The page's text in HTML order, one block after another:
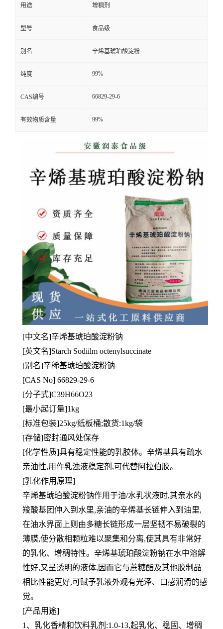
用途 增稠剂
型号 食品级
别名 辛烯基琥珀酸淀粉
纯度 99%
CAS编号 66829-29-6
有效物质含量 99%
[中文名]辛烯基琥珀酸淀粉钠
[英文名]Starch Sodiilm octenylsuccinate
[别名]辛稀基琥珀酸淀粉钠
[CAS No] 66829-29-6
[分子式]C39H66O23
[最小起订量]1kg
[标准包装]25kg/纸板桶;散货:1kg/袋
[存储]密封通风处保存
[化学性质]具有稳定性能的乳胶体。辛烯基具有疏水
亲油性,用作乳浊液稳定剂,可代替阿拉伯胶。
[乳化作用原理]
辛烯基琥珀酸淀粉钠作用于油/水乳状液时,其亲水的
羧酸基团伸入到水里,亲油的辛烯基长链伸入到油里,
在油水界面上则由多糖长链形成一层坚韧不易破裂的
薄膜,使分散相颗粒难以聚集和分离,使其具有非常好
的乳化、增稠特性。辛烯基琥珀酸淀粉钠在水中溶解
性好,又呈透明的液体,因而它与蔗糖酯及其他胶制品
相比性能更好,可赋予乳液外观有光泽、口感润滑的感
觉。
[产品用途]
1、乳化香精和饮料乳剂:1.0-13,起乳化、稳固、增稠